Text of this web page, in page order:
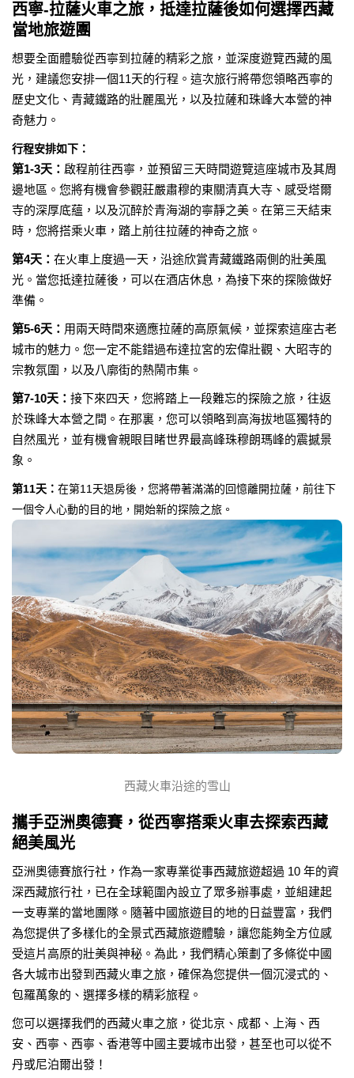
西寧-拉薩火車之旅，抵達拉薩後如何選擇西藏
當地旅遊團
想要全面體驗從西寧到拉薩的精彩之旅，並深度遊覽西藏的風
光，建議您安排一個11天的行程。這次旅行將帶您領略西寧的
歷史文化、青藏鐵路的壯麗風光，以及拉薩和珠峰大本營的神
奇魅力。
行程安排如下：
第1-3天： 啟程前往西寧，並預留三天時間遊覽這座城市及其周
邊地區。您將有機會參觀莊嚴肅穆的東關清真大寺、感受塔爾
寺的深厚底蘊，以及沉醉於青海湖的寧靜之美。在第三天結束
時，您將搭乘火車，踏上前往拉薩的神奇之旅。
第4天： 在火車上度過一天，沿途欣賞青藏鐵路兩側的壯美風
光。當您抵達拉薩後，可以在酒店休息，為接下來的探險做好
準備。
第5-6天： 用兩天時間來適應拉薩的高原氣候，並探索這座古老
城市的魅力。您一定不能錯過布達拉宮的宏偉壯觀、大昭寺的
宗教氛圍，以及八廓街的熱鬧市集。
第7-10天： 接下來四天，您將踏上一段難忘的探險之旅，往返
於珠峰大本營之間。在那裏，您可以領略到高海拔地區獨特的
自然風光，並有機會親眼目睹世界最高峰珠穆朗瑪峰的震撼景
象。
第11天： 在第11天退房後，您將帶著滿滿的回憶離開拉薩，前往下
一個令人心動的目的地，開始新的探險之旅。
西藏火車沿途的雪山
攜手亞洲奧德賽，從西寧搭乘火車去探索西藏
絕美風光
亞洲奧德賽旅行社，作為一家專業從事西藏旅遊超過 10 年的資
深西藏旅行社，已在全球範圍內設立了眾多辦事處，並組建起
一支專業的當地團隊。隨著中國旅遊目的地的日益豐富，我們
為您提供了多樣化的全景式西藏旅遊體驗，讓您能夠全方位感
受這片高原的壯美與神秘。為此，我們精心策劃了多條從中國
各大城市出發到西藏火車之旅，確保為您提供一個沉浸式的、
包羅萬象的、選擇多樣的精彩旅程。
您可以選擇我們的西藏火車之旅，從北京、成都、上海、西
安、西寧、西寧、香港等中國主要城市出發，甚至也可以從不
丹或尼泊爾出發！